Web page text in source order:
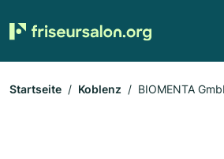
Startseite Koblenz BIOMENTA